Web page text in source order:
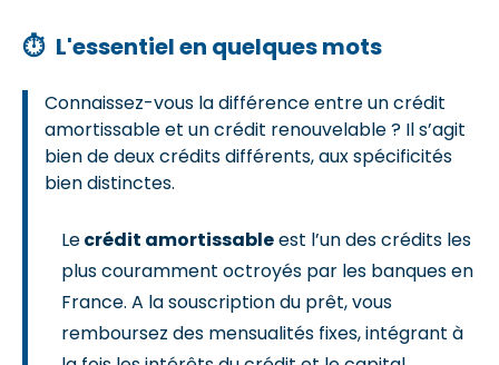
⏱ L'essentiel en quelques mots
Connaissez-vous la différence entre un crédit
amortissable et un crédit renouvelable ? Il s’agit
bien de deux crédits différents, aux spécificités
bien distinctes.
Lecrédit amortissableest l’un des crédits les
plus couramment octroyés par les banques en
France. A la souscription du prêt, vous
remboursez des mensualités fixes, intégrant à